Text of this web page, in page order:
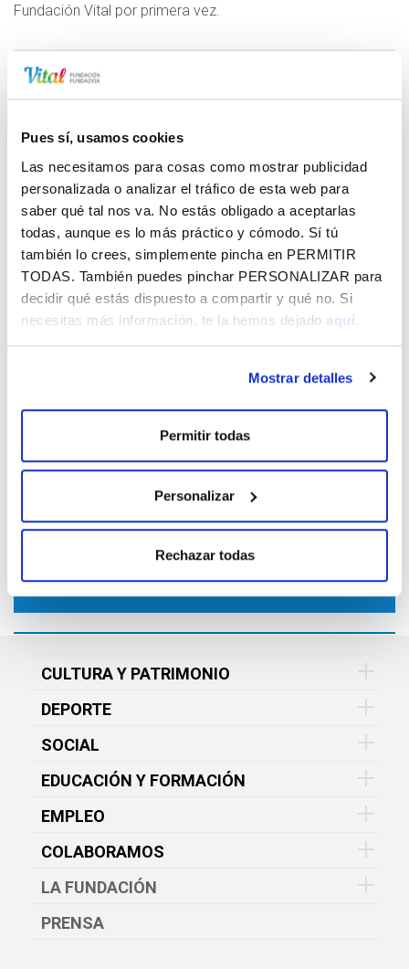
Pues sí, usamos cookies
Las necesitamos para cosas como mostrar publicidad
personalizada o analizar el tráfico de esta web para
saber qué tal nos va. No estás obligado a aceptarlas
todas, aunque es lo más práctico y cómodo. Sí tú
también lo crees, simplemente pincha en PERMITIR
TODAS. También puedes pinchar PERSONALIZAR para
decidir qué estás dispuesto a compartir y qué no. Si
necesitas más información, te la hemos dejado aquí.
Mostrar detalles
Permitir todas
Personalizar
Rechazar todas
Fundación Vital por primera vez.
NP - AYUDAS CONCEDIDAS PARA EQUIPACIONES DEPORTIVAS
Vital por Álava - Agosto 2026
CórrELA 2026
Jaibus - La Blanca y agosto 2026
MÁS NOTICIAS
EN FUNDACIÓN VITAL Y RECÍBELO EN
CULTURA Y PATRIMONIO
DEPORTE
SOCIAL
EDUCACIÓN Y FORMACIÓN
EMPLEO
COLABORAMOS
LA FUNDACIÓN
PRENSA